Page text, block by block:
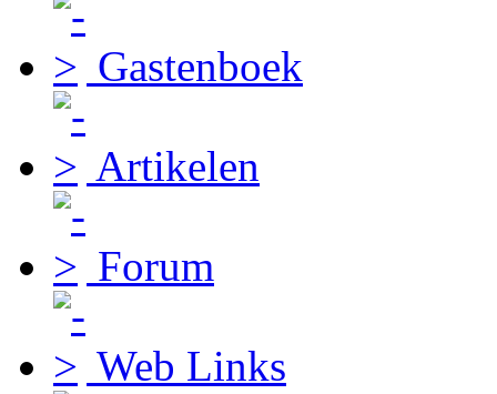
Gastenboek
Artikelen
Forum
Web Links